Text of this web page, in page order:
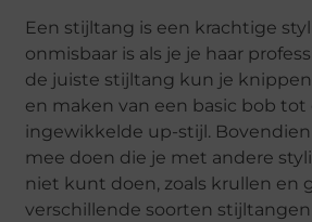
Een stijltang is een krachtige
onmisbaar is als je je haar
de juiste stijltang kun je
en maken van een basic bob tot
ingewikkelde up-stijl.
mee doen die je met andere
niet kunt doen, zoals krullen en
verschillende soorten